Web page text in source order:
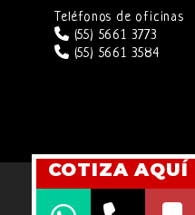
Teléfonos de oficinas
(55) 5661 3773
(55) 5661 3584
SITIO WEB
COTIZA AQUÍ